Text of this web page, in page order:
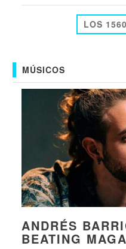
LOS
MÚSICOS
ANDRÉS
BEATING